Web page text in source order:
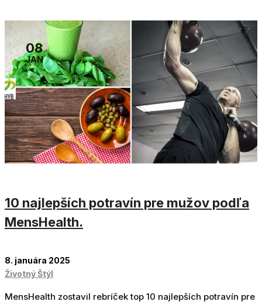
08
JAN
10 najlepších potravín pre mužov podľa
MensHealth.
8. januára 2025
Životný Štýl
MensHealth zostavil rebríček top 10 najlepších potravín pre